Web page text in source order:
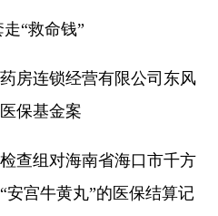
“救命钱”
连锁经营有限公司东风
保基金案
组对海南省海口市千方
安宫牛黄丸”的医保结算记